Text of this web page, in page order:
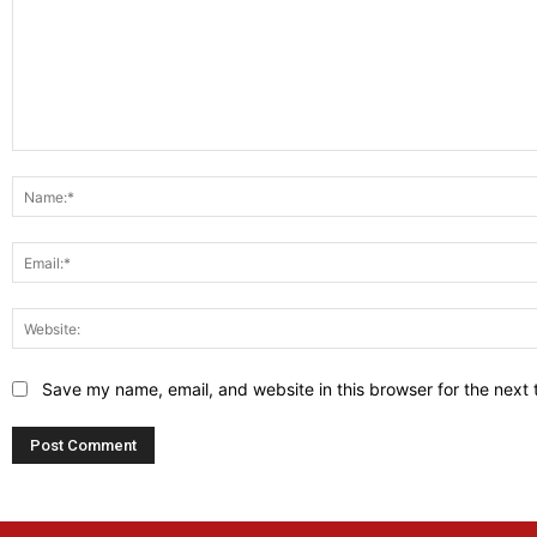
Save my name, email, and website in this browser for the next